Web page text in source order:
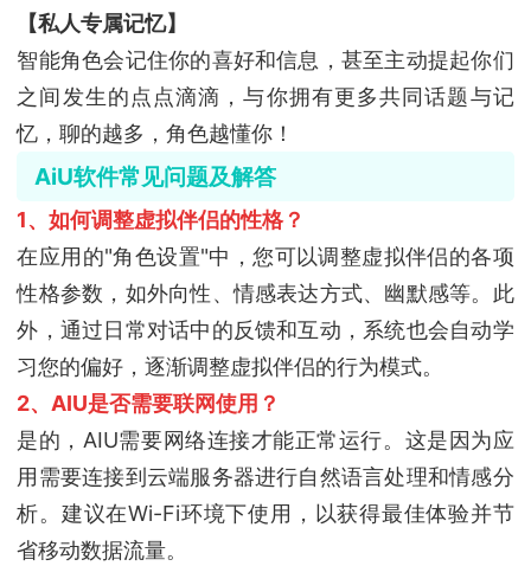
【私人专属记忆】
智能角色会记住你的喜好和信息，甚至主动提起你们
之间发生的点点滴滴，与你拥有更多共同话题与记
忆，聊的越多，角色越懂你！
AiU软件常见问题及解答
1、如何调整虚拟伴侣的性格？
在应用的"角色设置"中，您可以调整虚拟伴侣的各项
性格参数，如外向性、情感表达方式、幽默感等。此
外，通过日常对话中的反馈和互动，系统也会自动学
习您的偏好，逐渐调整虚拟伴侣的行为模式。
2、AIU是否需要联网使用？
是的，AIU需要网络连接才能正常运行。这是因为应
用需要连接到云端服务器进行自然语言处理和情感分
析。建议在Wi-Fi环境下使用，以获得最佳体验并节
省移动数据流量。